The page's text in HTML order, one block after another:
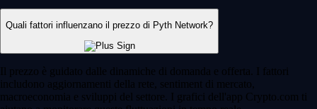
Quali fattori influenzano il prezzo di Pyth Network?
Il prezzo è guidato dalle dinamiche di domanda e offerta. I fattori
includono aggiornamenti della rete, sentiment di mercato,
macroeconomia e sviluppi del settore. I grafici dell'app Crypto.com ti